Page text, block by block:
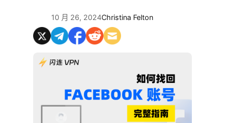
10 月 26, 2024Christina Felton